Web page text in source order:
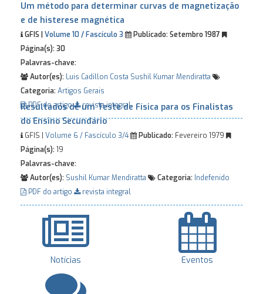
Um método para determinar curvas de magnetização
e de histerese magnética
GFIS | Volume 10 / Fascículo 3 Publicado:Setembro 1987
Página(s):30
Palavras-chave:
Autor(es): Luis Cadillon Costa Sushil Kumar Mendiratta
Categoria:Artigos Gerais
PDF do artigo
revista integral
Resultados de um Teste de Física para os Finalistas
do Ensino Secundário
GFIS | Volume 6 / Fascículo 3/4 Publicado: Fevereiro 1979
Página(s):19
Palavras-chave:
Autor(es): Sushil Kumar Mendiratta Categoria: Indefenido
PDF do artigo
revista integral
Notícias Eventos